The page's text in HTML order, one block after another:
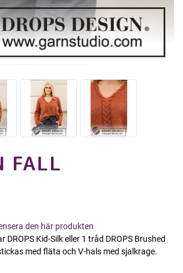
FALL
den här produkten
DROPS Kid-Silk eller 1 tråd DROPS Brushed
med fläta och V-hals med sjalkrage.